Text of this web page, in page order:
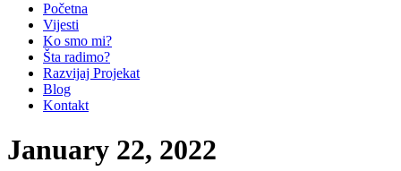
Početna
Vijesti
Ko smo mi?
Šta radimo?
Razvijaj Projekat
Blog
Kontakt
January 22, 2022